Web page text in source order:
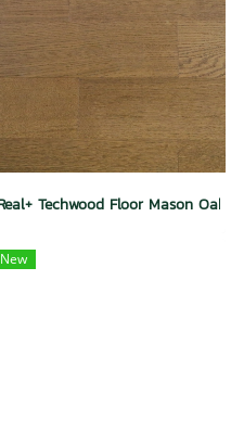
Techwood Floor Mason Oak
New